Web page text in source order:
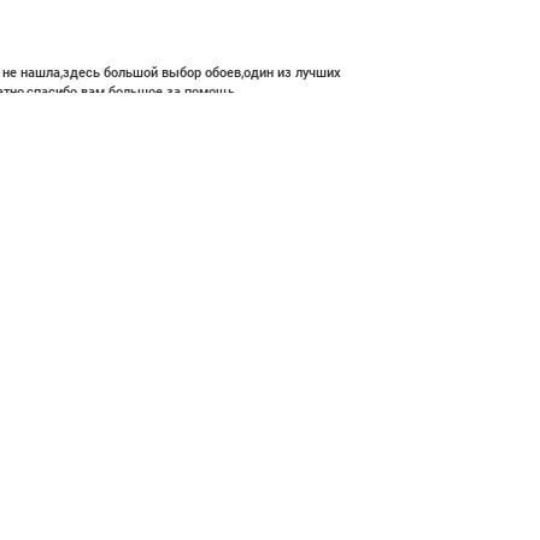
нашла,здесь большой выбор обоев,один из лучших
вам большое за помощь.